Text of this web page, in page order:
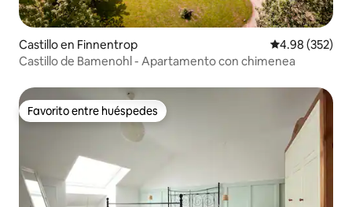
Castillo en Finnentrop Calificación
4.98 (352)
Castillo de Bamenohl - Apartamento con chimenea
Favorito entre huéspedes
Favorito entre huéspedes